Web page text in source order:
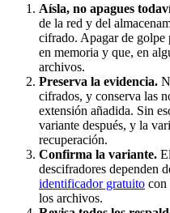
Aísla, no apagues
de la red y del
cifrado. Apagar de golpe
en memoria y que, en
archivos.
Preserva la evidencia.
cifrados, y conserva las
extensión añadida. Sin
variante después, y la
recuperación.
Confirma la variante.
descifradores dependen
identificador gratuito con
los archivos.